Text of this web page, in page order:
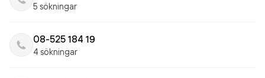
5 sökningar
08-525 184 19
4 sökningar